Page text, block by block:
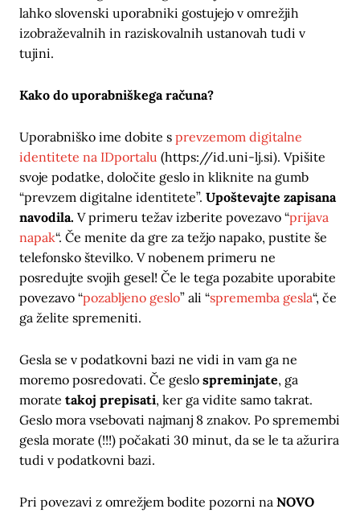
lahko slovenski uporabniki gostujejo v omrežjih
izobraževalnih in raziskovalnih ustanovah tudi v
tujini.
Kako do uporabniškega računa?
Uporabniško ime dobite s prevzemom digitalne
identitete na IDportalu (https://id.uni-lj.si). Vpišite
svoje podatke, določite geslo in kliknite na gumb
“prevzem digitalne identitete”. Upoštevajte zapisana
navodila. V primeru težav izberite povezavo “prijava
napak“. Če menite da gre za težjo napako, pustite še
telefonsko številko. V nobenem primeru ne
posredujte svojih gesel! Če le tega pozabite uporabite
povezavo “pozabljeno geslo” ali “sprememba gesla“, če
ga želite spremeniti.
Gesla se v podatkovni bazi ne vidi in vam ga ne
moremo posredovati. Če geslo spreminjate, ga
morate takoj prepisati, ker ga vidite samo takrat.
Geslo mora vsebovati najmanj 8 znakov. Po spremembi
gesla morate (!!!) počakati 30 minut, da se le ta ažurira
tudi v podatkovni bazi.
Pri povezavi z omrežjem bodite pozorni na NOVO